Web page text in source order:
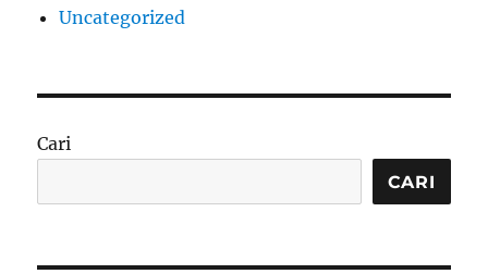
Uncategorized
Cari
CARI